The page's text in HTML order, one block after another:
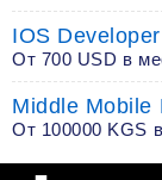
IOS
От 700 USD в
Middle Mobile
От 100000 KGS